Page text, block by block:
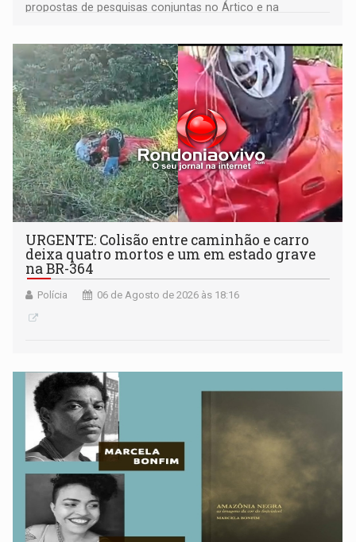
propostas de pesquisas conjuntas no Ártico e na
URGENTE: Colisão entre caminhão e carro
deixa quatro mortos e um em estado grave
na BR-364
Polícia 06 de Agosto de 2026 às 18:16